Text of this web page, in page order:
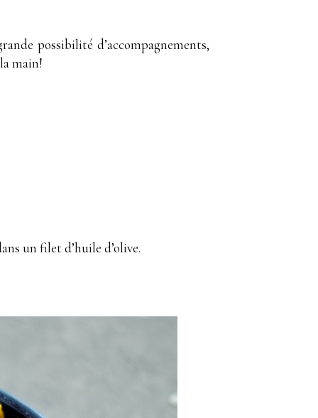
possibilité d’accompagnements,
main!
un filet d’huile d’olive.